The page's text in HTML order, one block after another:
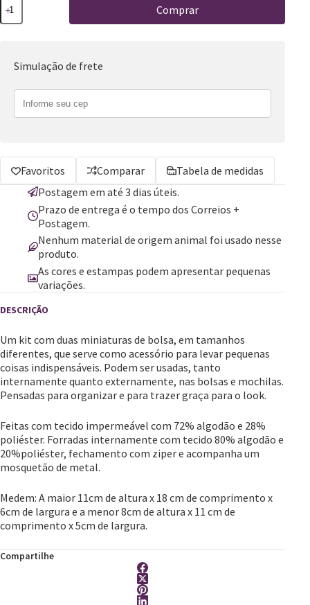
Comprar
Simulação de frete
Favoritos Comparar
Tabela de medidas
Postagem em até 3 dias úteis.
Prazo de entrega é o tempo dos Correios +
Postagem.
Nenhum material de origem animal foi usado nesse
produto.
As cores e estampas podem apresentar pequenas
variações.
Um kit com duas miniaturas de bolsa, em tamanhos
diferentes, que serve como acessório para levar pequenas
coisas indispensáveis. Podem ser usadas, tanto
internamente quanto externamente, nas bolsas e mochilas.
Pensadas para organizar e para trazer graça para o look.
Feitas com tecido impermeável com 72% algodão e 28%
poliéster. Forradas internamente com tecido 80% algodão e
20%poliéster, fechamento com ziper e acompanha um
mosquetão de metal.
Medem: A maior 11cm de altura x 18 cm de comprimento x
6cm de largura e a menor 8cm de altura x 11 cm de
comprimento x 5cm de largura.
Compartilhe